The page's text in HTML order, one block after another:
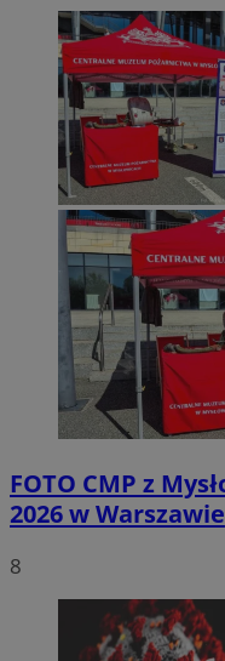
FOTO CMP z
2026 w Warszawie
8